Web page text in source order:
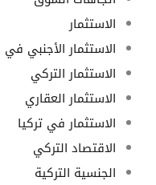
الاستثمار
الاستثمار الأجنبي
الاستثمار التركي
الاستثمار العقاري
الاستثمار في تركيا
الاقتصاد التركي
الجنسية التركية